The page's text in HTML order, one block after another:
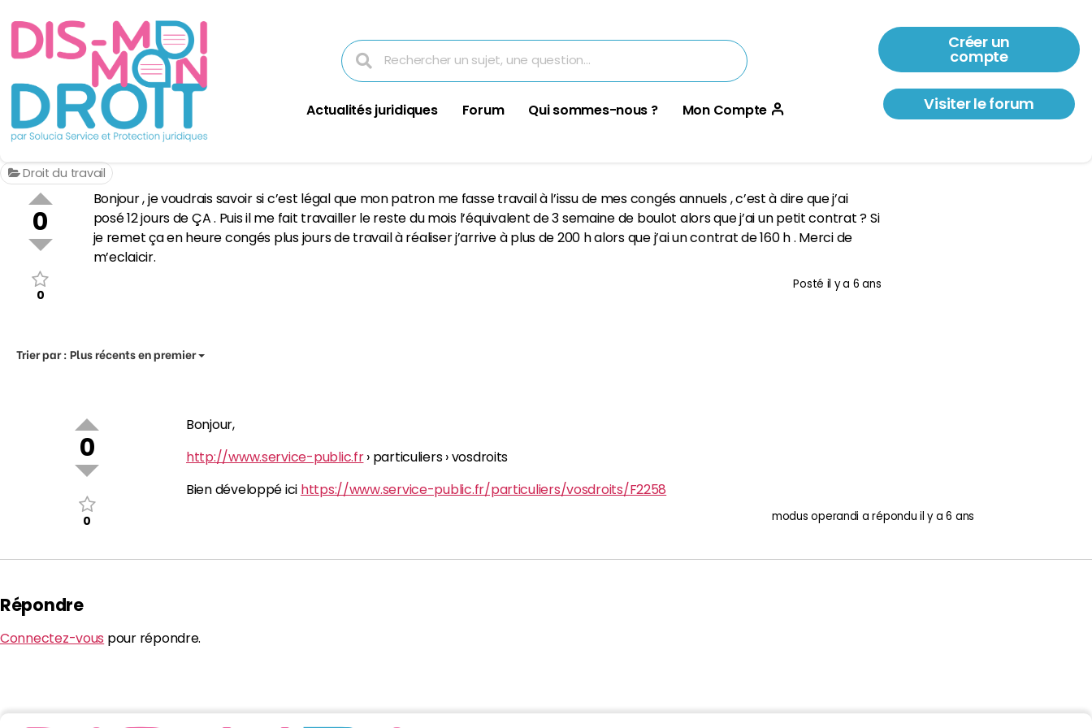
Actualités juridiques Forum Qui sommes-nous ? Mon Compte
Créer un
compte
Visiter le forum
Droit du travail
0
0
Bonjour , je voudrais savoir si c’est légal que mon patron me fasse travail à l’issu de mes congés annuels , c’est à dire que j’ai
posé 12 jours de ÇA . Puis il me fait travailler le reste du mois l’équivalent de 3 semaine de boulot alors que j’ai un petit contrat ? Si
je remet ça en heure congés plus jours de travail à réaliser j’arrive à plus de 200 h alors que j’ai un contrat de 160 h . Merci de
m’eclaicir.
Posté il y a 6 ans
Trier par :Plus récents en premier
0
0
Bonjour,
http://www.service-public.fr› particuliers › vosdroits
Bien développé ici https://www.service-public.fr/particuliers/vosdroits/F2258
modus operandi a réponduil y a 6 ans
Répondre
Connectez-vous pour répondre.